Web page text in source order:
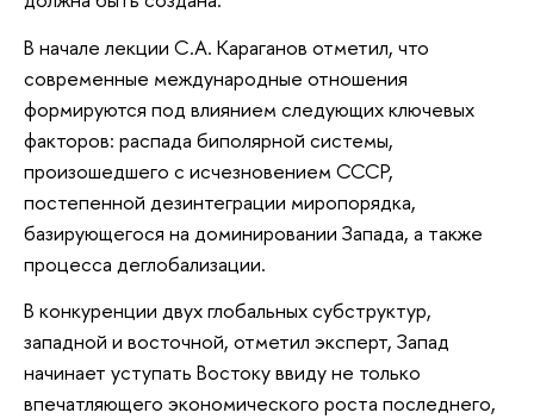
В начале лекции С.А. Караганов отметил, что
современные международные отношения
формируются под влиянием следующих ключевых
факторов: распада биполярной системы,
произошедшего с исчезновением СССР,
постепенной дезинтеграции миропорядка,
базирующегося на доминировании Запада, а также
процесса деглобализации.
В конкуренции двух глобальных субструктур,
западной и восточной, отметил эксперт, Запад
начинает уступать Востоку ввиду не только
впечатляющего экономического роста последнего,